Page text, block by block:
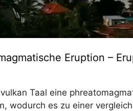
Eruption –
Taal eine
wodurch es zu einer